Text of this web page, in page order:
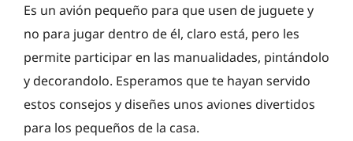
Es un avión pequeño para que usen de juguete y
no para jugar dentro de él, claro está, pero les
permite participar en las manualidades, pintándolo
y decorandolo. Esperamos que te hayan servido
estos consejos y diseñes unos aviones divertidos
para los pequeños de la casa.